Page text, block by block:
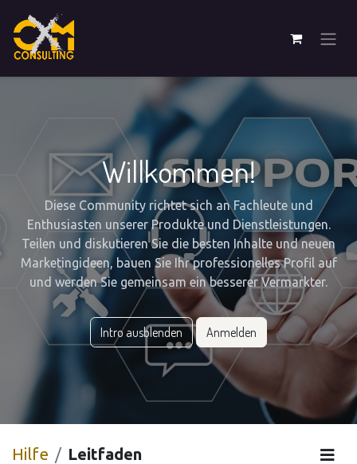
Willkommen!
Diese Community richtet sich an Fachleute und
Enthusiasten unserer Produkte und Dienstleistungen.
Teilen und diskutieren Sie die besten Inhalte und neuen
Marketingideen, bauen Sie Ihr professionelles Profil auf
und werden Sie gemeinsam ein besserer Vermarkter.
Intro ausblenden Anmelden
Hilfe Leitfaden